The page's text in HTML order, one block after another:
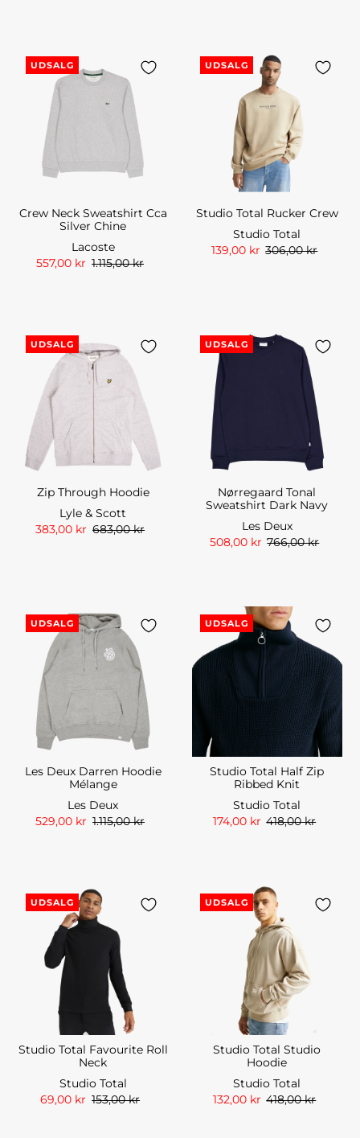
UDSALG
Crew Neck Sweatshirt Cca
Silver Chine
Lacoste
557,00 kr 1.115,00 kr
UDSALG
Studio Total Rucker Crew
Studio Total
139,00 kr 306,00 kr
UDSALG
Zip Through Hoodie
Lyle & Scott
383,00 kr 683,00 kr
UDSALG
Nørregaard Tonal
Sweatshirt Dark Navy
Les Deux
508,00 kr 766,00 kr
UDSALG
Les Deux Darren Hoodie
Mélange
Les Deux
529,00 kr 1.115,00 kr
UDSALG
Studio Total Half Zip
Ribbed Knit
Studio Total
174,00 kr 418,00 kr
UDSALG
Studio Total Favourite Roll
Neck
Studio Total
69,00 kr 153,00 kr
UDSALG
Studio Total Studio
Hoodie
Studio Total
132,00 kr 418,00 kr